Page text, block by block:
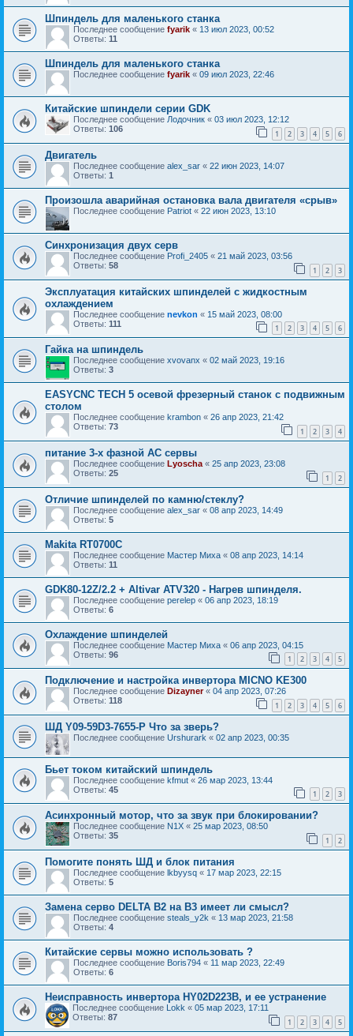
Шпиндель для маленького станка
Последнее сообщение fyarik « 13 июл 2023, 00:52
Ответы: 11
Шпиндель для маленького станка
Последнее сообщение fyarik « 09 июл 2023, 22:46
Китайские шпиндели серии GDK
Последнее сообщение Лодочник « 03 июл 2023, 12:12
Ответы: 106 1 2 3 4 5 6
Двигатель
Последнее сообщение alex_sar « 22 июн 2023, 14:07
Ответы: 1
Произошла аварийная остановка вала двигателя «срыв»
Последнее сообщение Patriot « 22 июн 2023, 13:10
Синхронизация двух серв
Последнее сообщение Profi_2405 « 21 май 2023, 03:56
Ответы: 58 1 2 3
Эксплуатация китайских шпинделей с жидкостным
охлаждением
Последнее сообщение nevkon « 15 май 2023, 08:00
Ответы: 111 1 2 3 4 5 6
Гайка на шпиндель
Последнее сообщение xvovanx « 02 май 2023, 19:16
Ответы: 3
EASYCNC TECH 5 осевой фрезерный станок с подвижным
столом
Последнее сообщение krambon « 26 апр 2023, 21:42
Ответы: 73 1 2 3 4
питание 3-х фазной AC сервы
Последнее сообщение Lyoscha « 25 апр 2023, 23:08
Ответы: 25 1 2
Отличие шпинделей по камню/стеклу?
Последнее сообщение alex_sar « 08 апр 2023, 14:49
Ответы: 5
Makita RT0700C
Последнее сообщение Мастер Миха « 08 апр 2023, 14:14
Ответы: 11
GDK80-12Z/2.2 + Altivar ATV320 - Нагрев шпинделя.
Последнее сообщение perelep « 06 апр 2023, 18:19
Ответы: 6
Охлаждение шпинделей
Последнее сообщение Мастер Миха « 06 апр 2023, 04:15
Ответы: 96 1 2 3 4 5
Подключение и настройка инвертора MICNO KE300
Последнее сообщение Dizayner« 04 апр 2023, 07:26
Ответы: 118 1 2 3 4 5 6
ШД Y09-59D3-7655-P Что за зверь?
Последнее сообщение Urshurark « 02 апр 2023, 00:35
Бьет током китайский шпиндель
Последнее сообщение kfmut « 26 мар 2023, 13:44
Ответы: 45 1 2 3
Асинхронный мотор, что за звук при блокировании?
Последнее сообщение N1X « 25 мар 2023, 08:50
Ответы: 35 1 2
Помогите понять ШД и блок питания
Последнее сообщение lkbyysq « 17 мар 2023, 22:15
Ответы: 5
Замена серво DELTA B2 на B3 имеет ли смысл?
Последнее сообщение steals_y2k « 13 мар 2023, 21:58
Ответы: 4
Китайские сервы можно использовать ?
Последнее сообщение Boris794 « 11 мар 2023, 22:49
Ответы: 6
Неисправность инвертора HY02D223B, и ее устранение
Последнее сообщение Lokk « 05 мар 2023, 17:11
Ответы: 87 1 2 3 4 5